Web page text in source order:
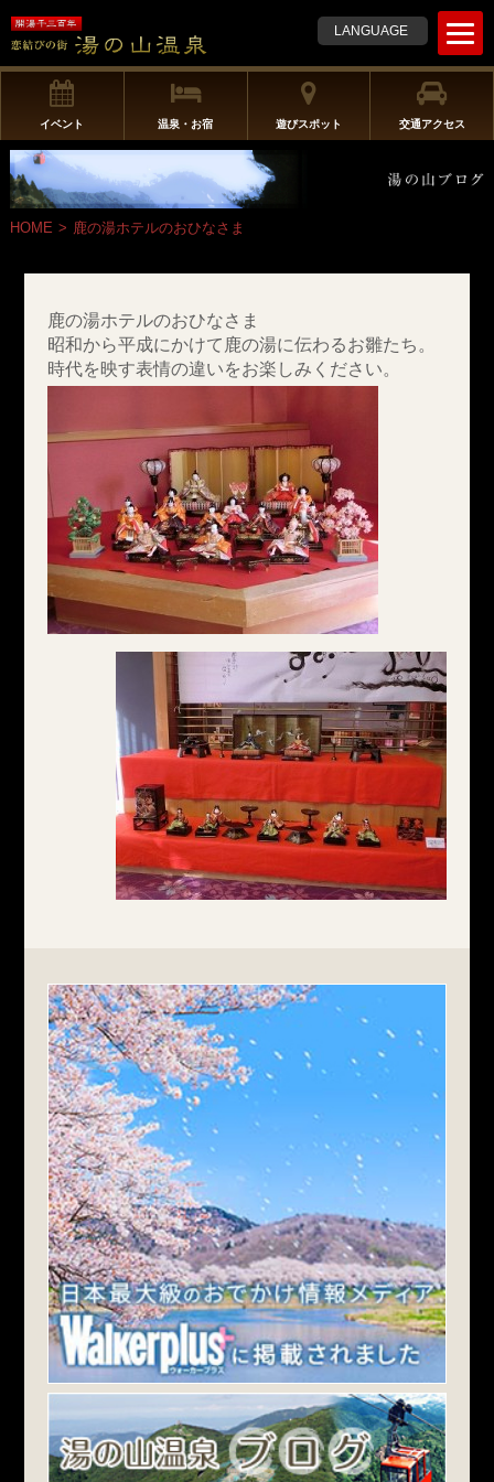
t
o
g
l
n
LANGUAGE
イベント 温泉・お宿 遊びスポット 交通アクセス
HOME > 鹿の湯ホテルのおひなさま
鹿の湯ホテルのおひなさま
昭和から平成にかけて鹿の湯に伝わるお雛たち。
時代を映す表情の違いをお楽しみください。